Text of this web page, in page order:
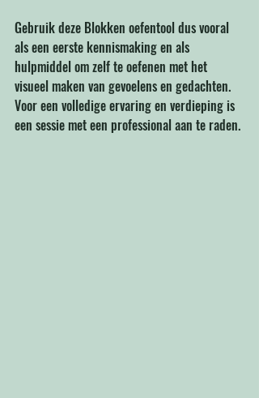
Gebruik deze Blokken oefentool dus vooral
als een eerste kennismaking en als
hulpmiddel om zelf te oefenen met het
visueel maken van gevoelens en gedachten.
Voor een volledige ervaring en verdieping is
een sessie met een professional aan te raden.